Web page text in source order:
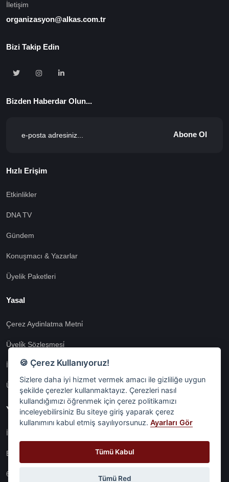
İletişim
organizasyon@alkas.com.tr
Bizi Takip Edin
Bizden Haberdar Olun...
Abone Ol
Hızlı Erişim
Etkinlikler
DNA TV
Gündem
Konuşmacı & Yazarlar
Üyelik Paketleri
Yasal
Çerez Aydinlatma Metni̇
Üyeli̇k Sözleşmesi̇
İnternet Si̇tesi̇ Aydinlatma Metni̇
Üyeli̇k Aydinlatma Metni̇
Yasal
İşlem Rehberi̇
Etk İzni̇ Metni̇
6698 Sayili Kvkk Gereği̇nce Veri̇ Sorumlusuna Başvuru Formu
🍪 Çerez Kullanıyoruz!
Sizlere daha iyi hizmet vermek amacı ile gizliliğe uygun
şekilde çerezler kullanmaktayız. Çerezleri nasıl
kullandığımızı öğrenmek için çerez politikamızı
inceleyebilirsiniz Bu siteye giriş yaparak çerez
kullanımını kabul etmiş sayılıyorsunuz.Ayarları Gör
Tümü Kabul
Tümü Red